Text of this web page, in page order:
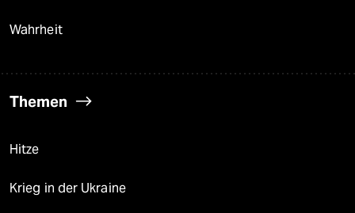
Wahrheit
Themen
Hitze
Krieg in der Ukraine